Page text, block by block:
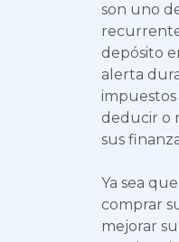
son uno
depósito
alerta
deducir o
sus
Ya sea
comprar
mejorar